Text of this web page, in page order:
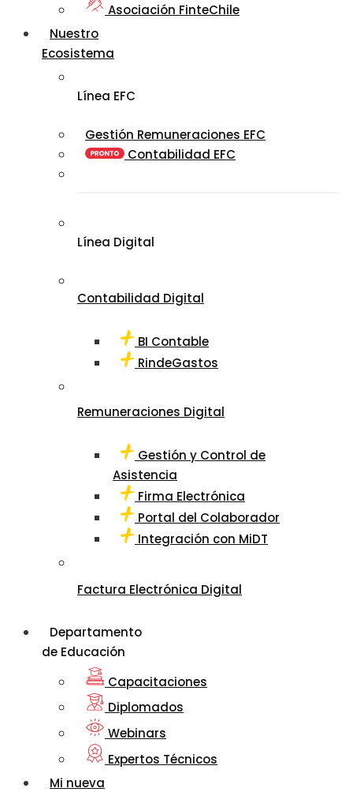
Asociación FinteChile
Nuestro
Ecosistema
Línea EFC
Gestión Remuneraciones EFC
Contabilidad EFC
Línea Digital
Contabilidad Digital
BI Contable
RindeGastos
Remuneraciones Digital
Gestión y Control de
Asistencia
Firma Electrónica
Portal del Colaborador
Integración con MiDT
Factura Electrónica Digital
Departamento
de Educación
Capacitaciones
Diplomados
Webinars
Expertos Técnicos
Mi nueva